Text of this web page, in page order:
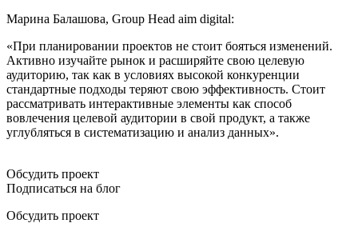
Марина Балашова, Group Head aim digital:
«При планировании проектов не стоит бояться изменений.
Активно изучайте рынок и расширяйте свою целевую
аудиторию, так как в условиях высокой конкуренции
стандартные подходы теряют свою эффективность. Стоит
рассматривать интерактивные элементы как способ
вовлечения целевой аудитории в свой продукт, а также
углубляться в систематизацию и анализ данных».
Обсудить проект
Подписаться на блог
Обсудить проект